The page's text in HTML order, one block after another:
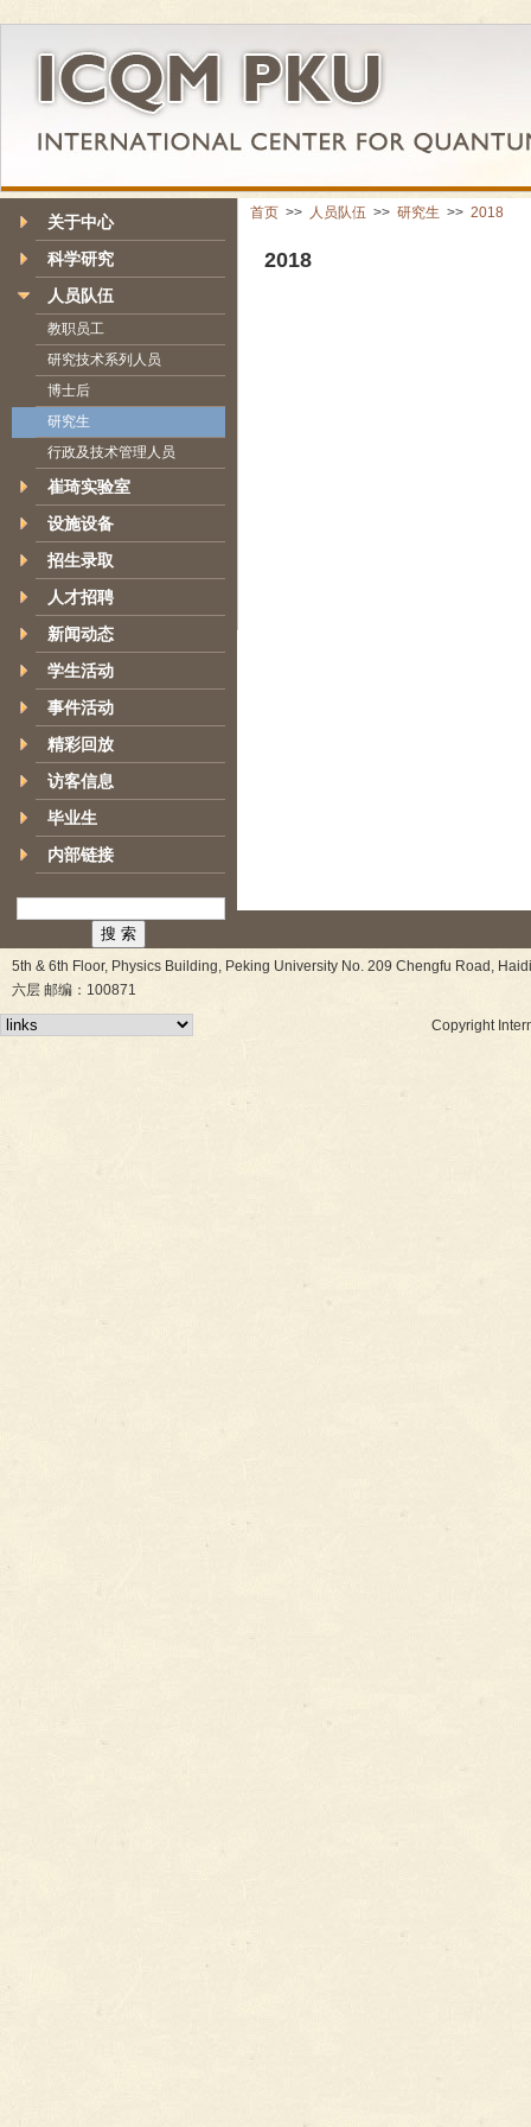
关于中心
科学研究
人员队伍
教职员工
研究技术系列人员
博士后
研究生
行政及技术管理人员
崔琦实验室
设施设备
招生录取
人才招聘
新闻动态
学生活动
事件活动
精彩回放
访客信息
毕业生
内部链接
首页 >> 人员队伍 >> 研究生 >> 2018
2018
5th & 6th Floor, Physics Building, Peking University No. 209 Chengfu Road,
六层 邮编：100871
Copyright